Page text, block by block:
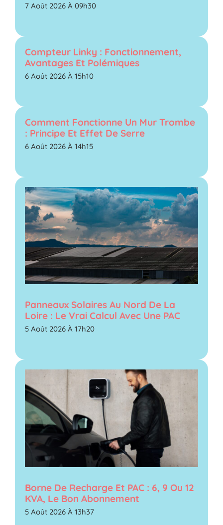
7 Août 2026 À 09h30
Compteur Linky : Fonctionnement,
Avantages Et Polémiques
6 Août 2026 À 15h10
Comment Fonctionne Un Mur Trombe
: Principe Et Effet De Serre
6 Août 2026 À 14h15
Panneaux Solaires Au Nord De La
Loire : Le Vrai Calcul Avec Une PAC
5 Août 2026 À 17h20
Borne De Recharge Et PAC : 6, 9 Ou 12
KVA, Le Bon Abonnement
5 Août 2026 À 13h37